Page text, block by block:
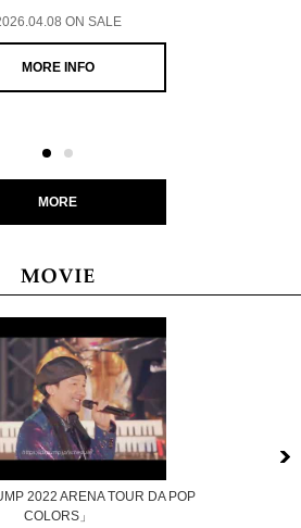
ON SALE
MORE INFO
MORE
2022 ARENA TOUR DA POP
COLORS」